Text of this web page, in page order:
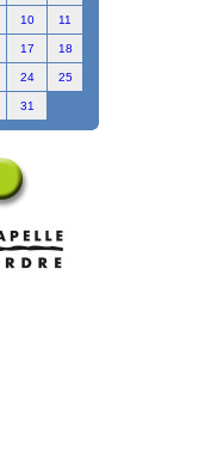
10 11
17 18
24 25
31